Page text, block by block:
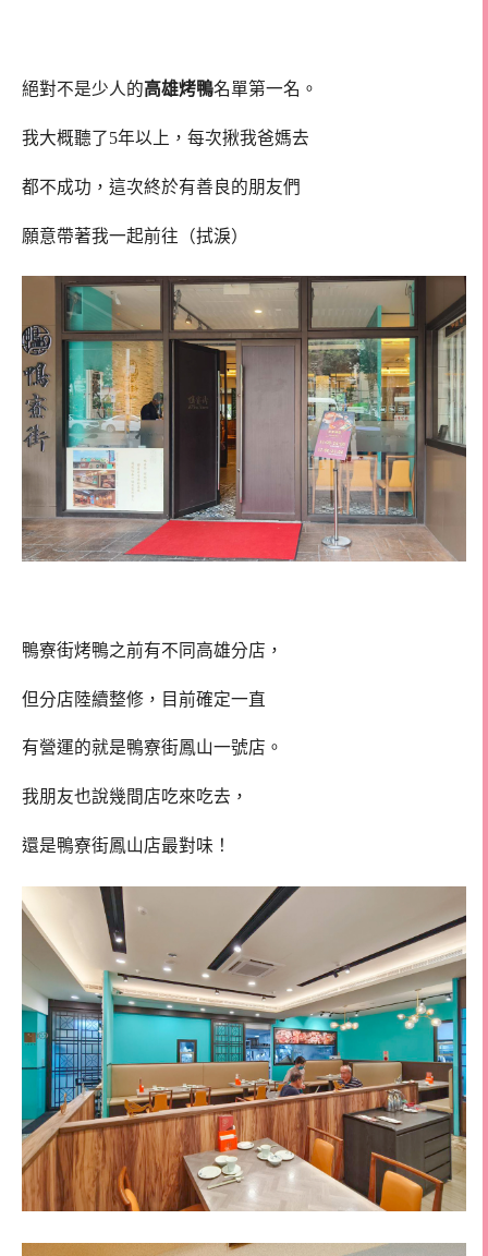
絕對不是少人的高雄烤鴨名單第一名。
我大概聽了5年以上，每次揪我爸媽去
都不成功，這次終於有善良的朋友們
願意帶著我一起前往（拭淚）
鴨寮街烤鴨之前有不同高雄分店，
但分店陸續整修，目前確定一直
有營運的就是鴨寮街鳳山一號店。
我朋友也說幾間店吃來吃去，
還是鴨寮街鳳山店最對味！